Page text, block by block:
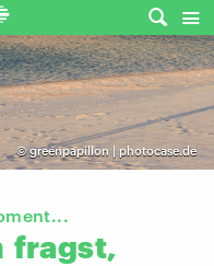
©greenpapillon | photocase.de
fragst,